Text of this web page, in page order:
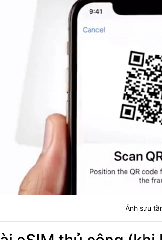
Ảnh sưu